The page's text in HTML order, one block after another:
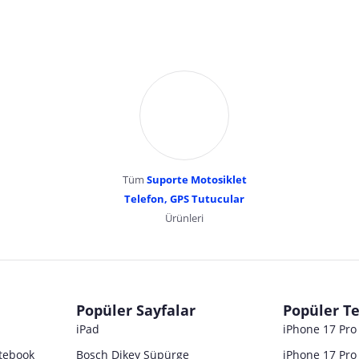
Tüm Suporte Motosiklet
Telefon, GPS Tutucular
Ürünleri
Popüler Sayfalar
iPad
Bosch Dikey Süpürge
Popüler
iPhone 17
iPhone 17 Pro